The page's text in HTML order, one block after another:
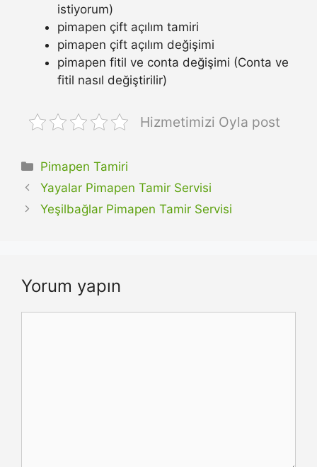
istiyorum)
pimapen çift açılım tamiri
pimapen çift açılım değişimi
pimapen fitil ve conta değişimi (Conta ve
fitil nasıl değiştirilir)
Hizmetimizi Oyla post
Kategoriler
Pimapen Tamiri
Yayalar Pimapen Tamir Servisi
Yeşilbağlar Pimapen Tamir Servisi
Yorum yapın